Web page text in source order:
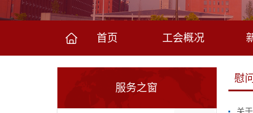
首页 工会概况
服务之窗
慰